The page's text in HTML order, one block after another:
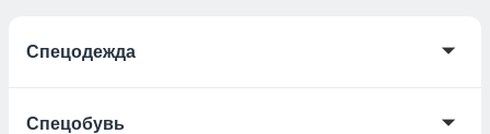
Спецодежда 🞃
Спецобувь 🞃